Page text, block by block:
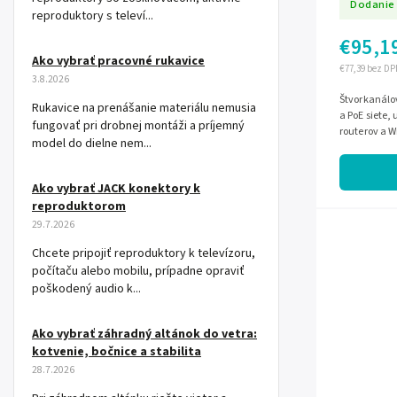
reproduktory s televí...
Ako vybrať pracovné rukavice
3.8.2026
Rukavice na prenášanie materiálu nemusia
fungovať pri drobnej montáži a príjemný
model do dielne nem...
Ako vybrať JACK konektory k
reproduktorom
29.7.2026
Chcete pripojiť reproduktory k televízoru,
počítaču alebo mobilu, prípadne opraviť
poškodený audio k...
Ako vybrať záhradný altánok do vetra:
kotvenie, bočnice a stabilita
28.7.2026
€77,39 bez
a PoE
routerov a